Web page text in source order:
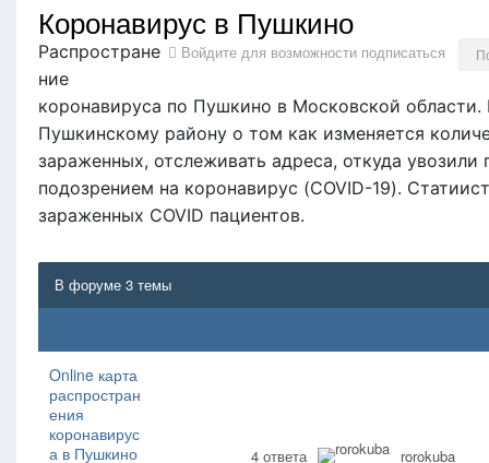
Коронавирус в Пушкино
Войдите для возможности подписаться
Распростране
ние
коронавируса по Пушкино в Московской области.
Пушкинскому району о том как изменяется
зараженных, отслеживать адреса, откуда увозили
подозрением на коронавирус (COVID-19).
зараженных COVID пациентов.
В форуме 3 темы
Online карта
распростран
ения
коронавирус
а в Пушкино
4 ответа
rorokuba